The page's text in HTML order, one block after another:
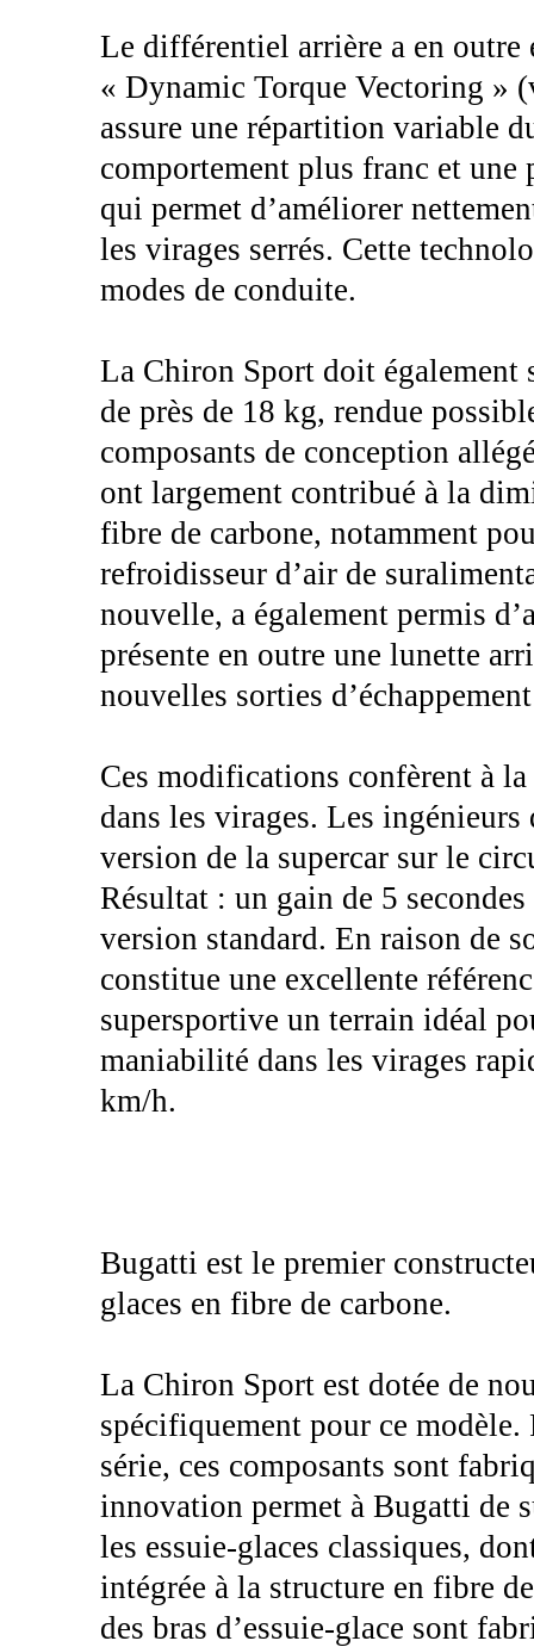
Le différentiel arrière a en
« Dynamic Torque Vectoring »
assure une répartition variable
comportement plus franc et
qui permet d’améliorer
les virages serrés. Cette
modes de conduite.
La Chiron Sport doit également
de près de 18 kg, rendue
composants de conception
ont largement contribué à la
fibre de carbone, notamment
refroidisseur d’air de
nouvelle, a également permis
présente en outre une lunette
nouvelles sorties
Ces modifications confèrent à
dans les virages. Les
version de la supercar sur le
Résultat : un gain de 5
version standard. En raison de
constitue une excellente
supersportive un terrain idéal
maniabilité dans les virages
km/h.
Bugatti est le premier
glaces en fibre de carbone.
La Chiron Sport est dotée de
spécifiquement pour ce
série, ces composants sont
innovation permet à Bugatti de
les essuie-glaces classiques,
intégrée à la structure en fibre
des bras d’essuie-glace sont